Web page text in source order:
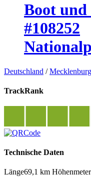
Boot
#108252
Deutschland /
TrackRank
Technische Daten
Länge69,1 km Höhenmeter